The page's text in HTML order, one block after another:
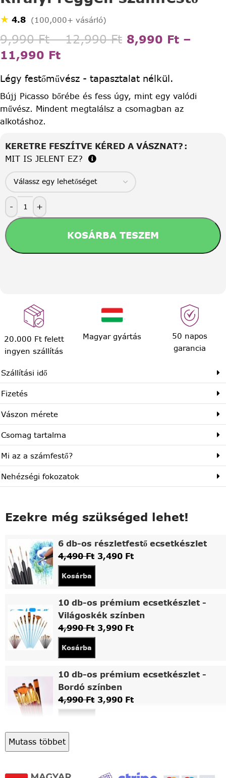
★ 4.8 (100,000+ vásárló)
9,990Ft – 12,990Ft 8,990 Ft –
11,990 Ft
Légy festőművész - tapasztalat nélkül.
Bújj Picasso bőrébe és fess úgy, mint egy valódi
művész. Mindent megtalálsz a csomagban az
alkotáshoz.
KERETRE FESZÍTVE KÉRED A VÁSZNAT?
MIT IS JELENT EZ?
- +
KOSÁRBA TESZEM
20.000 Ft felett
ingyen szállítás
Magyar gyártás
50 napos
garancia
Szállítási idő
Fizetés
Vászon mérete
Csomag tartalma
Mi az a számfestő?
Nehézségi fokozatok
Ezekre még szükséged lehet!
6 db-os részletfestő ecsetkészlet
4,490Ft 3,490 Ft
Kosárba
10 db-os prémium ecsetkészlet -
Világoskék színben
4,990Ft 3,990 Ft
Kosárba
10 db-os prémium ecsetkészlet -
Bordó színben
4,990Ft 3,990 Ft
Asztali fa festőállvány
Mutass többet